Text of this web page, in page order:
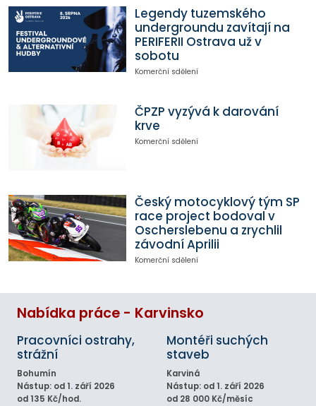
Legendy tuzemského
undergroundu zavítají na
PERIFERII Ostrava už v
sobotu
Komerční sdělení
ČPZP vyzývá k darování
krve
Komerční sdělení
Český motocyklový tým SP
race project bodoval v
Oscherslebenu a zrychlil
závodní Aprilii
Komerční sdělení
Nabídka práce - Karvinsko
Pracovníci ostrahy,
strážní
Bohumín
Nástup: od 1. září 2026
od 135 Kč/hod.
Montéři suchých
staveb
Karviná
Nástup: od 1. září 2026
od 28 000 Kč/měsíc